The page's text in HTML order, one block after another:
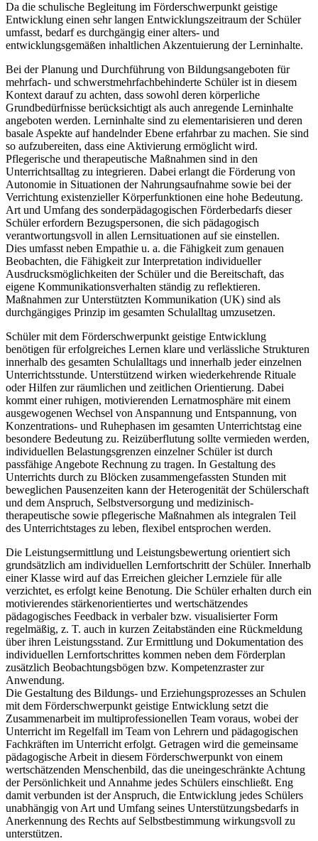
Da die schulische Begleitung im Förderschwerpunkt geistige
Entwicklung einen sehr langen Entwicklungszeitraum der Schüler
umfasst, bedarf es durchgängig einer alters- und
entwicklungsgemäßen inhaltlichen Akzentuierung der Lerninhalte.
Bei der Planung und Durchführung von Bildungsangeboten für
mehrfach- und schwerstmehrfachbehinderte Schüler ist in diesem
Kontext darauf zu achten, dass sowohl deren körperliche
Grundbedürfnisse berücksichtigt als auch anregende Lerninhalte
angeboten werden. Lerninhalte sind zu elementarisieren und deren
basale Aspekte auf handelnder Ebene erfahrbar zu machen. Sie sind
so aufzubereiten, dass eine Aktivierung ermöglicht wird.
Pflegerische und therapeutische Maßnahmen sind in den
Unterrichtsalltag zu integrieren. Dabei erlangt die Förderung von
Autonomie in Situationen der Nahrungsaufnahme sowie bei der
Verrichtung existenzieller Körperfunktionen eine hohe Bedeutung.
Art und Umfang des sonderpädagogischen Förderbedarfs dieser
Schüler erfordern Bezugspersonen, die sich pädagogisch
verantwortungsvoll in allen Lernsituationen auf sie einstellen.
Dies umfasst neben Empathie u. a. die Fähigkeit zum genauen
Beobachten, die Fähigkeit zur Interpretation individueller
Ausdrucksmöglichkeiten der Schüler und die Bereitschaft, das
eigene Kommunikationsverhalten ständig zu reflektieren.
Maßnahmen zur Unterstützten Kommunikation (UK) sind als
durchgängiges Prinzip im gesamten Schulalltag umzusetzen.
Schüler mit dem Förderschwerpunkt geistige Entwicklung
benötigen für erfolgreiches Lernen klare und verlässliche Strukturen
innerhalb des gesamten Schulalltags und innerhalb jeder einzelnen
Unterrichtsstunde. Unterstützend wirken wiederkehrende Rituale
oder Hilfen zur räumlichen und zeitlichen Orientierung. Dabei
kommt einer ruhigen, motivierenden Lernatmosphäre mit einem
ausgewogenen Wechsel von Anspannung und Entspannung, von
Konzentrations- und Ruhephasen im gesamten Unterrichtstag eine
besondere Bedeutung zu. Reizüberflutung sollte vermieden werden,
individuellen Belastungsgrenzen einzelner Schüler ist durch
passfähige Angebote Rechnung zu tragen. In Gestaltung des
Unterrichts durch zu Blöcken zusammengefassten Stunden mit
beweglichen Pausenzeiten kann der Heterogenität der Schülerschaft
und dem Anspruch, Selbstversorgung und medizinisch-
therapeutische sowie pflegerische Maßnahmen als integralen Teil
des Unterrichtstages zu leben, flexibel entsprochen werden.
Die Leistungsermittlung und Leistungsbewertung orientiert sich
grundsätzlich am individuellen Lernfortschritt der Schüler. Innerhalb
einer Klasse wird auf das Erreichen gleicher Lernziele für alle
verzichtet, es erfolgt keine Benotung. Die Schüler erhalten durch ein
motivierendes stärkenorientiertes und wertschätzendes
pädagogisches Feedback in verbaler bzw. visualisierter Form
regelmäßig, z. T. auch in kurzen Zeitabständen eine Rückmeldung
über ihren Leistungsstand. Zur Ermittlung und Dokumentation des
individuellen Lernfortschrittes kommen neben dem Förderplan
zusätzlich Beobachtungsbögen bzw. Kompetenzraster zur
Anwendung.
Die Gestaltung des Bildungs- und Erziehungsprozesses an Schulen
mit dem Förderschwerpunkt geistige Entwicklung setzt die
Zusammenarbeit im multiprofessionellen Team voraus, wobei der
Unterricht im Regelfall im Team von Lehrern und pädagogischen
Fachkräften im Unterricht erfolgt. Getragen wird die gemeinsame
pädagogische Arbeit in diesem Förderschwerpunkt von einem
wertschätzenden Menschenbild, das die uneingeschränkte Achtung
der Persönlichkeit und Annahme jedes Schülers einschließt. Eng
damit verbunden ist der Anspruch, die Entwicklung jedes Schülers
unabhängig von Art und Umfang seines Unterstützungsbedarfs in
Anerkennung des Rechts auf Selbstbestimmung wirkungsvoll zu
unterstützen.